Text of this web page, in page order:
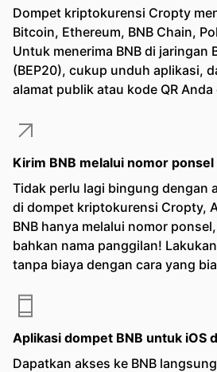
Dompet kriptokurensi Cropty
Bitcoin, Ethereum, BNB Chain,
Untuk menerima BNB di jaringan
(BEP20), cukup unduh aplikasi,
alamat publik atau kode QR
Kirim BNB melalui nomor ponsel
Tidak perlu lagi bingung dengan
di dompet kriptokurensi Cropty,
BNB hanya melalui nomor
bahkan nama panggilan!
tanpa biaya dengan cara yang
Aplikasi dompet BNB untuk iOS
Dapatkan akses ke BNB